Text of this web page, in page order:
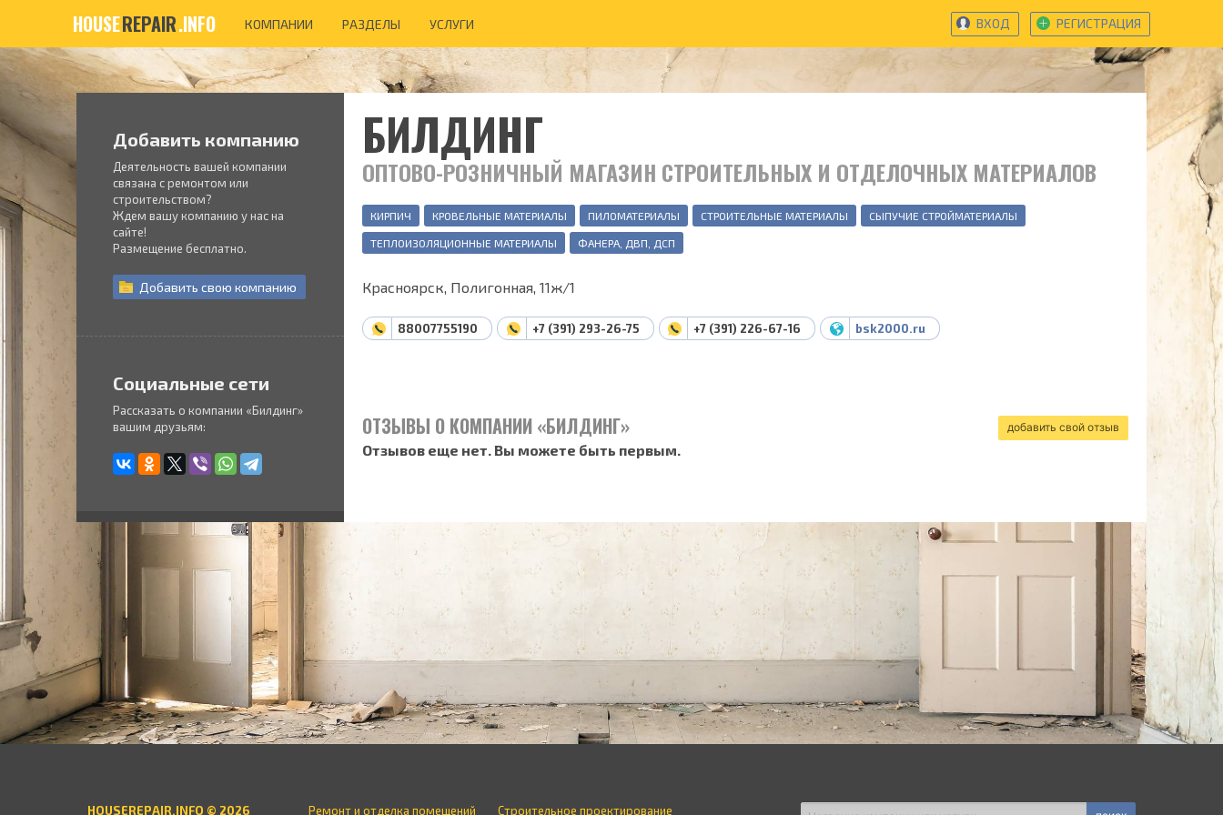
HOUSEREPAIR.INFO КОМПАНИИ РАЗДЕЛЫ УСЛУГИ ВХОД РЕГИСТРАЦИЯ
Добавить компанию
Деятельность вашей компании
связана с ремонтом или
строительством?
Ждем вашу компанию у нас на
сайте!
Размещение бесплатно.
Добавить свою компанию
Социальные сети
Рассказать о компании «Билдинг»
вашим друзьям:
БИЛДИНГ
ОПТОВО-РОЗНИЧНЫЙ МАГАЗИН СТРОИТЕЛЬНЫХ И ОТДЕЛОЧНЫХ МАТЕРИАЛОВ
КИРПИЧ КРОВЕЛЬНЫЕ МАТЕРИАЛЫ ПИЛОМАТЕРИАЛЫ СТРОИТЕЛЬНЫЕ МАТЕРИАЛЫ СЫПУЧИЕ СТРОЙМАТЕРИАЛЫ
ТЕПЛОИЗОЛЯЦИОННЫЕ МАТЕРИАЛЫ ФАНЕРА, ДВП, ДСП
Красноярск, Полигонная, 11ж/1
88007755190 +7 (391) 293-26-75 +7 (391) 226-67-16 bsk2000.ru
ОТЗЫВЫ О КОМПАНИИ «БИЛДИНГ» добавить свой отзыв
Отзывов еще нет. Вы можете быть первым.
HOUSEREPAIR.INFO © 2026 Ремонт и отделка помещений Строительное проектирование